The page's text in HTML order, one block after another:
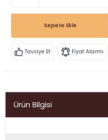
Sepete Ekle
Tavsiye Et Fiyat Alarmı
Ürün Bilgisi